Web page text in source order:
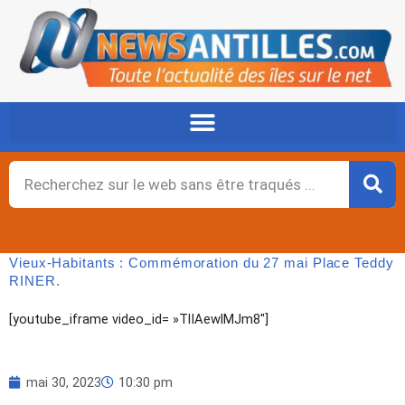
contenu
Rechercher
Vieux-Habitants : Commémoration du 27 mai Place Teddy
RINER.
[youtube_iframe video_id= »TlIAewlMJm8″]
mai 30, 2023 10:30 pm